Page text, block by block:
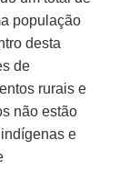
população
desta
de
rurais e
não estão
e